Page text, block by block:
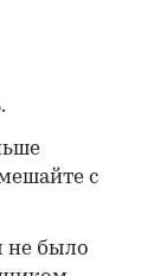
с
не было